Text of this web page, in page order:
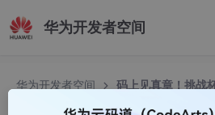
华为开发者空间
华为开发者空间
码上见真章！挑战